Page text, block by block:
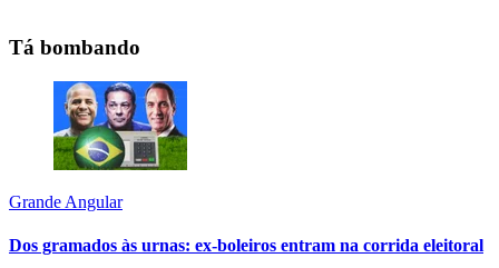
Tá bombando
Grande Angular
Dos gramados às urnas: ex-boleiros entram na corrida eleitoral